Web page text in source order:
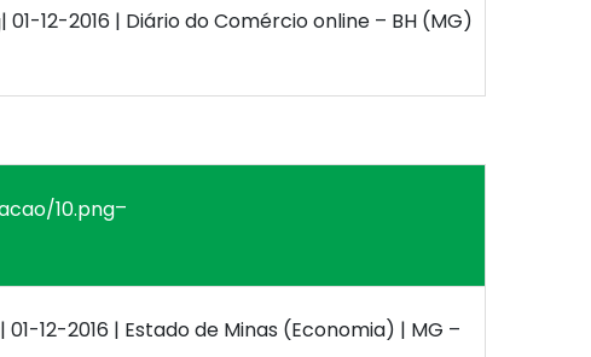
| 01-12-2016 | Diário do Comércio online – BH (MG)
–
| 01-12-2016 | Estado de Minas (Economia) | MG –